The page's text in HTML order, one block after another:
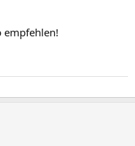
empfehlen!